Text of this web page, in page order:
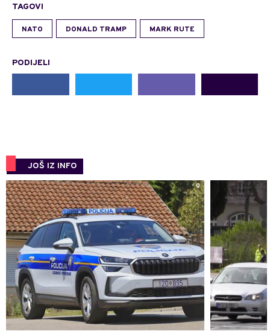
TAGOVI
NATO DONALD TRAMP MARK RUTE
PODIJELI
JOŠ IZ INFO
0